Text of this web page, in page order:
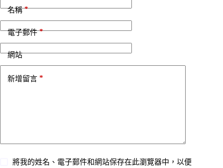
名稱*
電子郵件*
網站
新增留言 *
將我的姓名、電子郵件和網站保存在此瀏覽器中，以便